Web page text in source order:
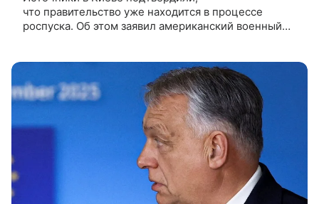
что правительство уже находится в процессе
роспуска. Об этом заявил американский военный